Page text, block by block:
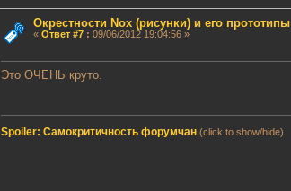
Окрестности Nox (рисунки) и его прототипы
« Ответ #7: 09/06/2012 19:04:56 »
Это ОЧЕНЬ круто.
Spoiler: Самокритичность форумчан (click to show/hide)